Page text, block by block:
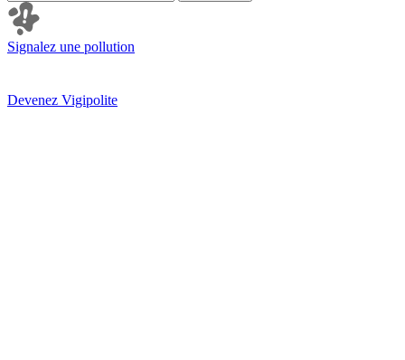
Signalez une pollution
Devenez Vigipolite